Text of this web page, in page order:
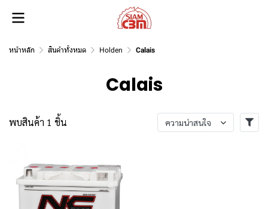
หน้าหลัก สินค้าทั้งหมด Holden Calais
Calais
พบสินค้า 1 ชิ้น ความน่าสนใจ